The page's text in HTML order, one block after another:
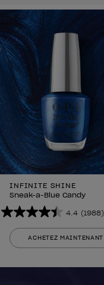
INFINITE SHINE
Sneak-a-Blue Candy
4.4 (1988)
4.4
sur
5
1988
ACHETEZ MAINTENANT